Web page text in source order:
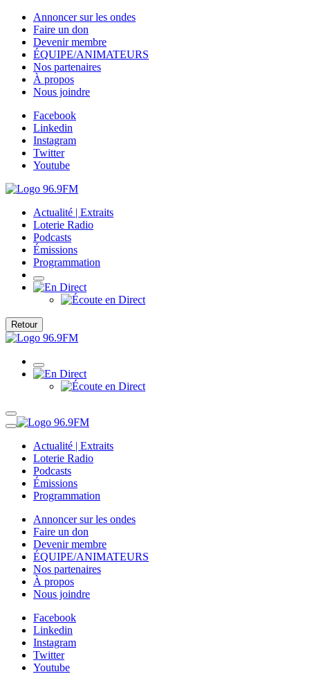
Annoncer sur les ondes
Faire un don
Devenir membre
ÉQUIPE/ANIMATEURS
Nos partenaires
À propos
Nous joindre
Facebook
Linkedin
Instagram
Twitter
Youtube
Actualité | Extraits
Loterie Radio
Podcasts
Émissions
Programmation
Retour
Actualité | Extraits
Loterie Radio
Podcasts
Émissions
Programmation
Annoncer sur les ondes
Faire un don
Devenir membre
ÉQUIPE/ANIMATEURS
Nos partenaires
À propos
Nous joindre
Facebook
Linkedin
Instagram
Twitter
Youtube